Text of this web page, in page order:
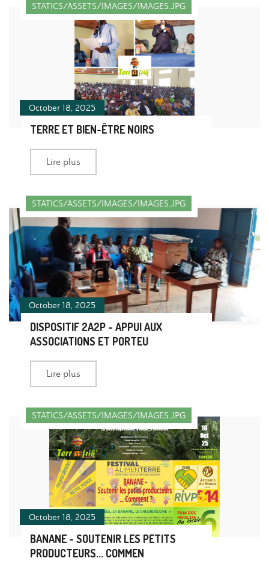
October 18, 2025
STATICS/ASSETS/IMAGES/IMAGES.JPG
TERRE ET BIEN-ÊTRE NOIRS
Lire plus
October 18, 2025
STATICS/ASSETS/IMAGES/IMAGES.JPG
DISPOSITIF 2A2P - APPUI AUX
ASSOCIATIONS ET PORTEU
Lire plus
October 18, 2025
STATICS/ASSETS/IMAGES/IMAGES.JPG
BANANE - SOUTENIR LES PETITS
PRODUCTEURS... COMMEN